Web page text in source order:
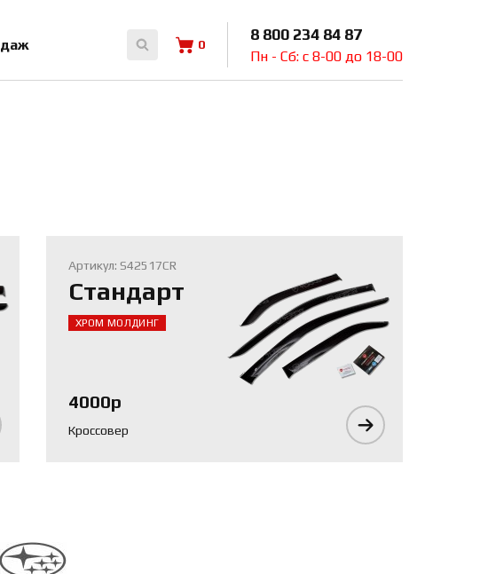
0
8 800 234 84 87
Пн - Сб: с 8-00 до 18-00
Артикул: S42517CR
Стандарт
ХРОМ МОЛДИНГ
4000р
Кроссовер